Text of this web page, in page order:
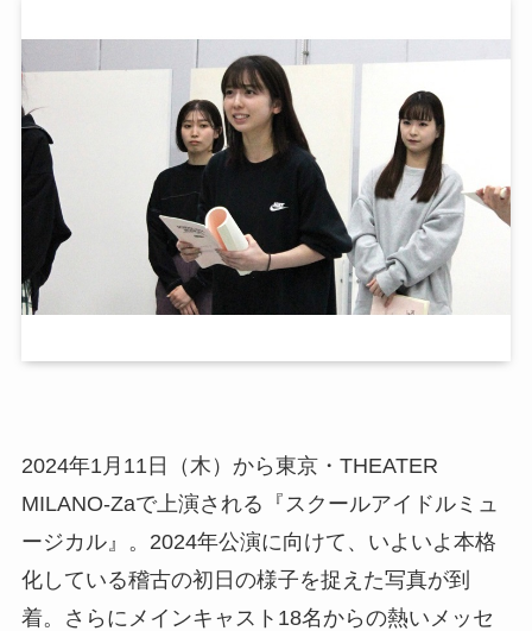
2024年1月11日（木）から東京・THEATER
MILANO-Zaで上演される『スクールアイドルミュ
ージカル』。2024年公演に向けて、いよいよ本格
化している稽古の初日の様子を捉えた写真が到
着。さらにメインキャスト18名からの熱いメッセ